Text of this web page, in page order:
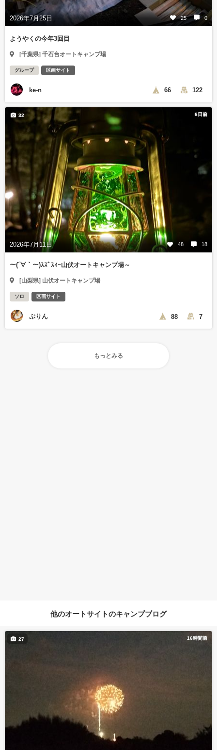
2026年7月25日 25 0
ようやくの今年3回目
[千葉県] 千石台オートキャンプ場
グループ 区画サイト
ke-n 66 122
6日前
2026年7月11日 48 18
32
～(´∀｀～)ｽｽﾞｽｨｰ山伏オートキャンプ場～
[山梨県] 山伏オートキャンプ場
ソロ 区画サイト
ぷりん 88 7
もっとみる
他のオートサイトのキャンプブログ
16時間前
27